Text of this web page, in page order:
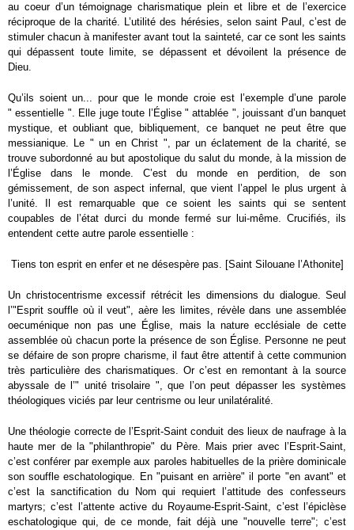
au coeur d’un témoignage charismatique plein et libre et de l’exercice
réciproque de la charité. L’utilité des hérésies, selon saint Paul, c’est de
stimuler chacun à manifester avant tout la sainteté, car ce sont les saints
qui dépassent toute limite, se dépassent et dévoilent la présence de
Dieu.
Qu’ils soient un... pour que le monde croie est l’exemple d’une parole
" essentielle ". Elle juge toute l’Église " attablée ", jouissant d’un banquet
mystique, et oubliant que, bibliquement, ce banquet ne peut être que
messianique. Le " un en Christ ", par un éclatement de la charité, se
trouve subordonné au but apostolique du salut du monde, à la mission de
l’Église dans le monde. C’est du monde en perdition, de son
gémissement, de son aspect infernal, que vient l’appel le plus urgent à
l’unité. Il est remarquable que ce soient les saints qui se sentent
coupables de l’état durci du monde fermé sur lui-même. Crucifiés, ils
entendent cette autre parole essentielle :
Tiens ton esprit en enfer et ne désespère pas. [Saint Silouane l’Athonite]
Un christocentrisme excessif rétrécit les dimensions du dialogue. Seul
l’"Esprit souffle où il veut", aère les limites, révèle dans une assemblée
oecuménique non pas une Église, mais la nature ecclésiale de cette
assemblée où chacun porte la présence de son Église. Personne ne peut
se défaire de son propre charisme, il faut être attentif à cette communion
très particulière des charismatiques. Or c’est en remontant à la source
abyssale de l’" unité trisolaire ", que l’on peut dépasser les systèmes
théologiques viciés par leur centrisme ou leur unilatéralité.
Une théologie correcte de l’Esprit-Saint conduit des lieux de naufrage à la
haute mer de la "philanthropie" du Père. Mais prier avec l’Esprit-Saint,
c’est conférer par exemple aux paroles habituelles de la prière dominicale
son souffle eschatologique. En "puisant en arrière" il porte "en avant" et
c’est la sanctification du Nom qui requiert l’attitude des confesseurs
martyrs; c’est l’attente active du Royaume-Esprit-Saint, c’est l’épiclèse
eschatologique qui, de ce monde, fait déjà une "nouvelle terre"; c’est